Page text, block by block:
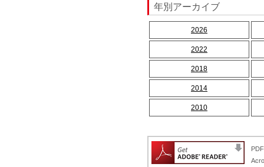
年別アーカイブ
2026
2022
2018
2014
2010